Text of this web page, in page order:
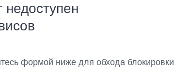
формой ниже для обхода блокировки